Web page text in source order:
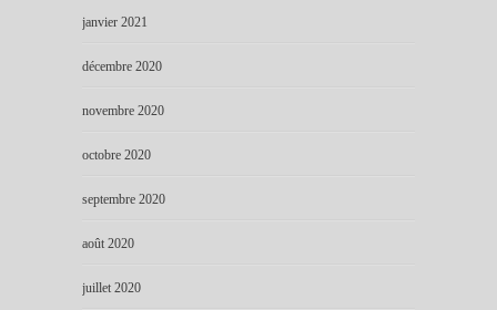
janvier 2021
décembre 2020
novembre 2020
octobre 2020
septembre 2020
août 2020
juillet 2020